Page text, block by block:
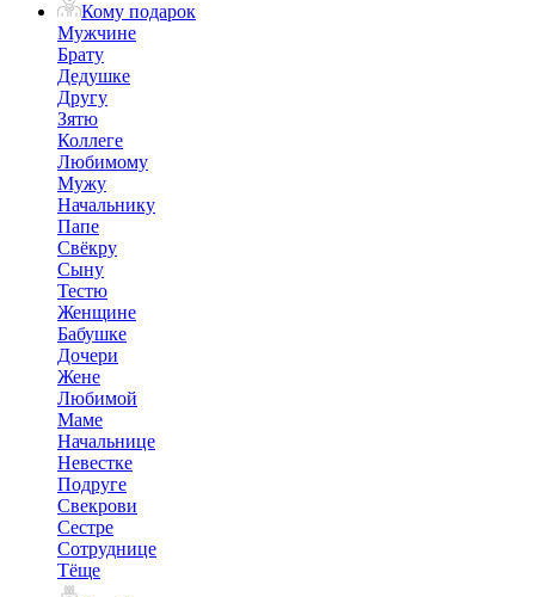
Кому подарок
Мужчине
Брату
Дедушке
Другу
Зятю
Коллеге
Любимому
Мужу
Начальнику
Папе
Свёкру
Сыну
Тестю
Женщине
Бабушке
Дочери
Жене
Любимой
Маме
Начальнице
Невестке
Подруге
Свекрови
Сестре
Сотруднице
Тёще